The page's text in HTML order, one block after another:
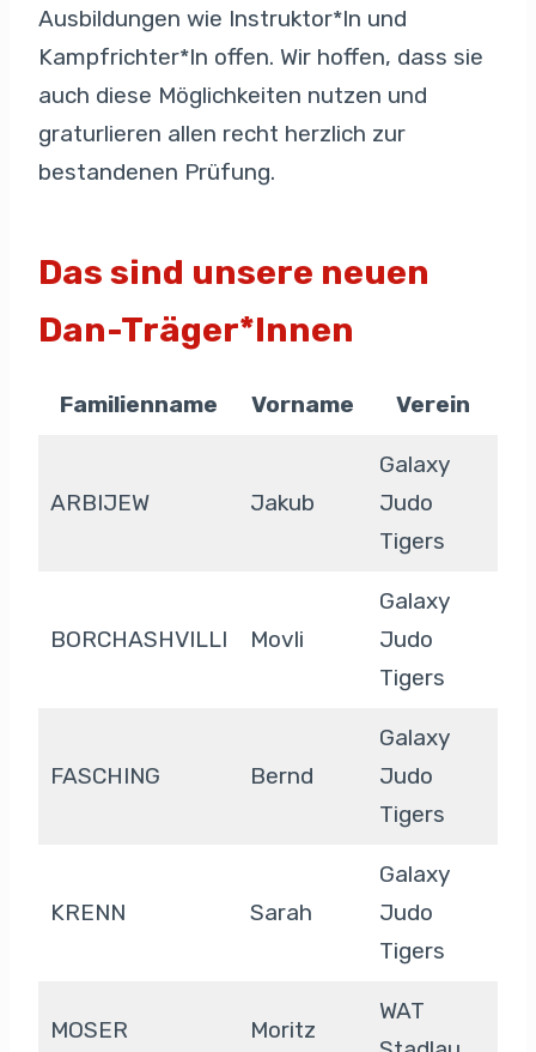
Ausbildungen wie Instruktor*In und
Kampfrichter*In offen. Wir hoffen, dass sie
auch diese Möglichkeiten nutzen und
graturlieren allen recht herzlich zur
bestandenen Prüfung.
Das sind unsere neuen
Dan-Träger*Innen
Familienname Vorname Verein
ARBIJEW Jakub
Galaxy
Judo
Tigers
BORCHASHVILLI Movli
Galaxy
Judo
Tigers
FASCHING Bernd
Galaxy
Judo
Tigers
KRENN Sarah
Galaxy
Judo
Tigers
MOSER Moritz
WAT